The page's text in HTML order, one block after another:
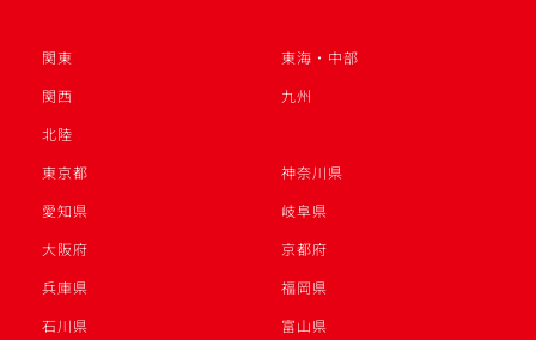
関東
東海・中部
関西
九州
北陸
東京都
神奈川県
愛知県
岐阜県
大阪府
京都府
兵庫県
福岡県
石川県
富山県